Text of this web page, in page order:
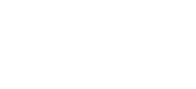
wieści”